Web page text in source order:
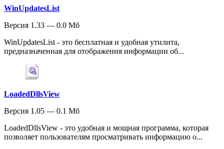
WinUpdatesList
Версия 1.33 — 0.0 Мб
WinUpdatesList - это бесплатная и удобная утилита,
предназначенная для отображения информации об...
LoadedDllsView
Версия 1.05 — 0.1 Мб
LoadedDllsView - это удобная и мощная программа, которая
позволяет пользователям просматривать информацию о...